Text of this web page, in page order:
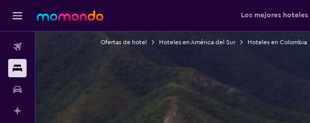
Los mejores hoteles
Ofertas de hotel Hoteles en América del Sur Hoteles en Colombia